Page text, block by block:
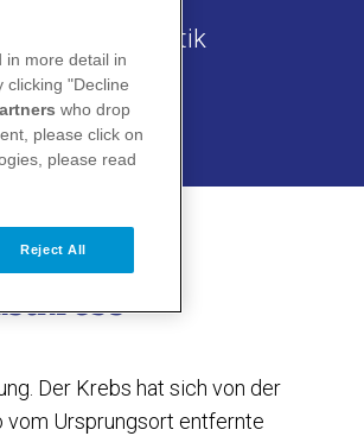
und Diagnostik
Der Krebs hat sich von der
vom Ursprungsort entfernte
in more detail in
clicking "Decline
who drop
please click on
please read
Reject All